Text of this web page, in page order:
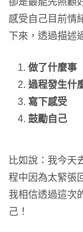
感受自己目前情
下來，透過描述
做了什麼事
過程發生什
寫下感受
鼓勵自己
比如說：我今天
程中因為太緊張
我相信透過這次
己！